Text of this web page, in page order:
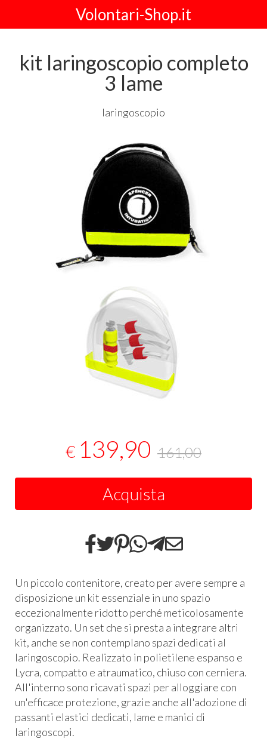
Volontari-Shop.it
kit laringoscopio completo
3 lame
laringoscopio
€ 139,90 161,00
Acquista
Un piccolo contenitore, creato per avere sempre a
disposizione un kit essenziale in uno spazio
eccezionalmente ridotto perché meticolosamente
organizzato. Un set che si presta a integrare altri
kit, anche se non contemplano spazi dedicati al
laringoscopio. Realizzato in polietilene espanso e
Lycra, compatto e atraumatico, chiuso con cerniera.
All'interno sono ricavati spazi per alloggiare con
un'efficace protezione, grazie anche all'adozione di
passanti elastici dedicati, lame e manici di
laringoscopi.